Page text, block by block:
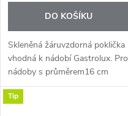
DO KOŠÍKU
Skleněná žáruvzdorná poklička
vhodná k nádobí Gastrolux. Pro
nádoby s průměrem16 cm
Tip